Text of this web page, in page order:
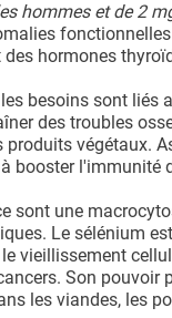
hommes et de 2
hormones
besoins sont liés
des troubles
végétaux.
booster l'immunité
sont une
Le sélénium
vieillissement
Son
les viandes, les